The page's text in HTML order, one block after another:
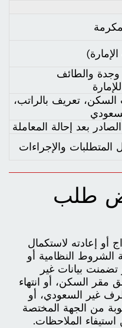
والطائف
السكن، تعريف بالراتب،
بعد إحالة المعاملة
والإجراءات
طلب
إعادته لاستكمال
الشروط النظامية أو
بيانات غير
السكن، أو انتهاء
غير السعودي، أو
من الجهة المختصة
الملاحظات.